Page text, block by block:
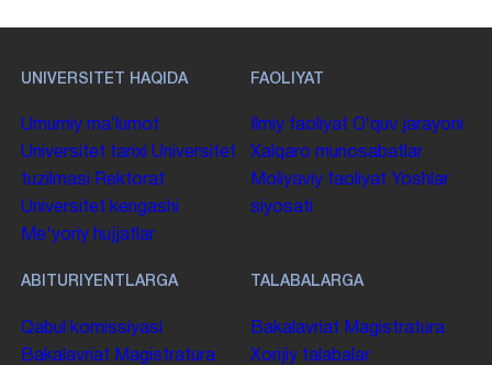
UNIVERSITET HAQIDA
Umumiy maʼlumot
Universitet tarixi Universitet
tuzilmasi
Rektorat
Universitet kengashi
Me'yoriy hujjatlar
FAOLIYAT
Ilmiy faoliyat Oʻquv jarayoni
Xalqaro munosabatlar
Moliyaviy faoliyat Yoshlar
siyosati
ABITURIYENTLARGA
Qabul komissiyasi
Bakalavriat Magistratura
TALABALARGA
Bakalavriat Magistratura
Xorijiy talabalar